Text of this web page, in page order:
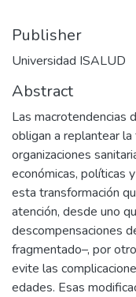
Publisher
Universidad ISALUD
Abstract
Las macrotendencias
obligan a replantear
organizaciones
económicas, políticas
esta transformación
atención, desde uno
descompensaciones
fragmentado–, por
evite las
edades. Esas